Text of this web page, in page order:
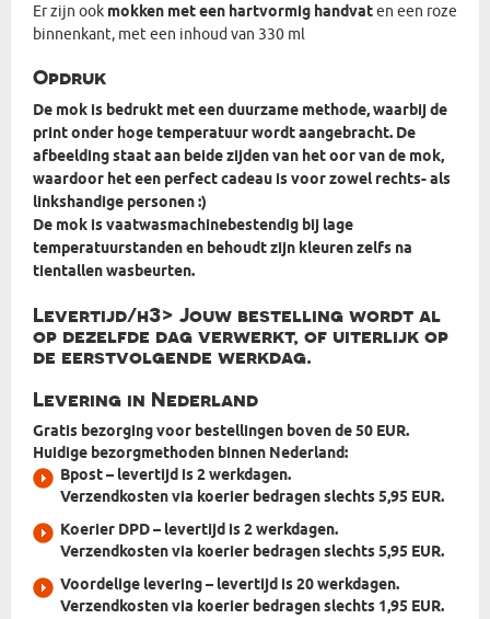
Er zijn ook mokken met een hartvormig handvaten een roze
binnenkant, met een inhoud van 330 ml
Opdruk
De mok is bedrukt met een duurzame methode, waarbij de
print onder hoge temperatuur wordt aangebracht. De
afbeelding staat aan beide zijden van het oor van de mok,
waardoor het een perfect cadeau is voor zowel rechts- als
linkshandige personen :)
De mok is vaatwasmachinebestendig bij lage
temperatuurstanden en behoudt zijn kleuren zelfs na
tientallen wasbeurten.
Levertijd/h3> Jouw bestelling wordt al
op dezelfde dag verwerkt, of uiterlijk op
de eerstvolgende werkdag.
Levering in Nederland
Gratis bezorging voor bestellingen boven de 50 EUR.
Huidige bezorgmethoden binnen Nederland:
Bpost– levertijd is 2 werkdagen.
Verzendkosten via koerier bedragen slechts 5,95 EUR.
Koerier DPD– levertijd is 2 werkdagen.
Verzendkosten via koerier bedragen slechts 5,95 EUR.
Voordelige levering– levertijd is 20 werkdagen.
Verzendkosten via koerier bedragen slechts 1,95 EUR.